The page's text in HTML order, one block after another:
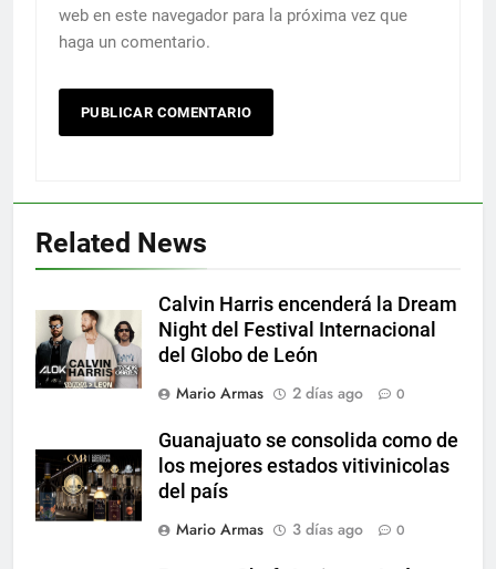
web en este navegador para la próxima vez que
haga un comentario.
Related News
Calvin Harris encenderá la Dream
Night del Festival Internacional
del Globo de León
Mario Armas
2 días ago 0
Guanajuato se consolida como de
los mejores estados vitivinicolas
del país
Mario Armas
3 días ago 0